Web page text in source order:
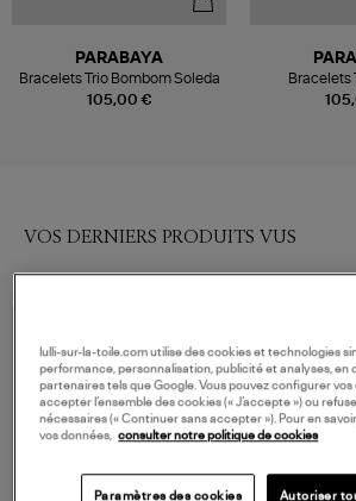
105,00 €
PARABAYA
Bracelets Trio Bombom Soleda Bracelets
VOS DERNIERS PRODUITS VUS
lulli-sur-la-toile.com utilise des cookies et technologies
performance, personnalisation, publicité et analyses, en
partenaires tels que Google. Vous pouvez configurer vos
accepter l’ensemble des cookies (« J’accepte ») ou
nécessaires (« Continuer sans accepter »). Pour en
vos données, consulter notre politique de cookies
Paramètres des cookies Autoriser